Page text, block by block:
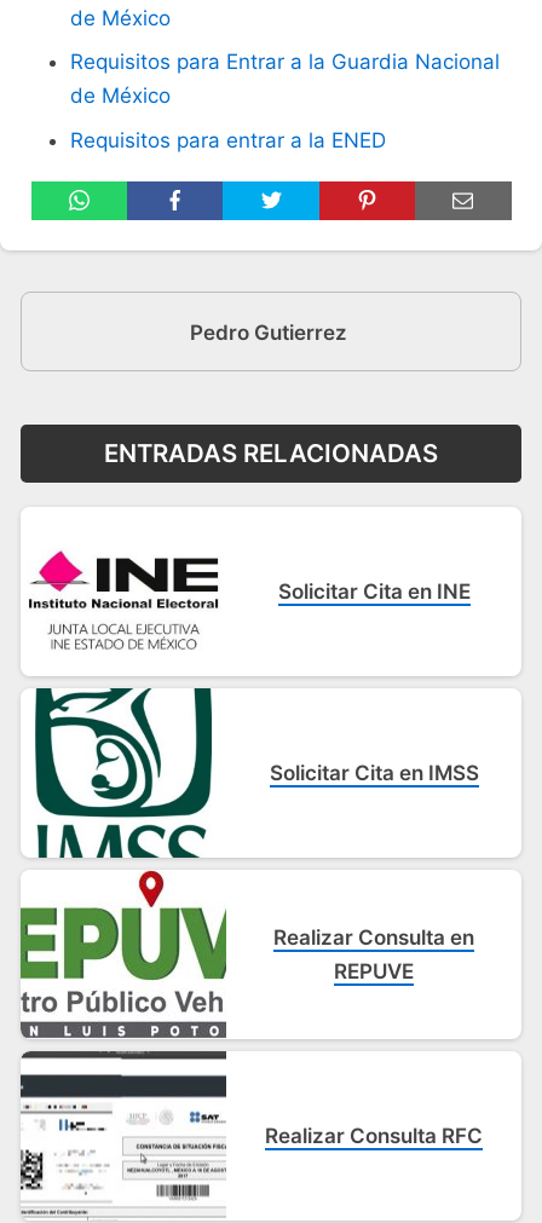
de México
Requisitos para Entrar a la Guardia Nacional
de México
Requisitos para entrar a la ENED
Pedro Gutierrez
ENTRADAS RELACIONADAS
Solicitar Cita en INE
Solicitar Cita en IMSS
Realizar Consulta en
REPUVE
Realizar Consulta RFC